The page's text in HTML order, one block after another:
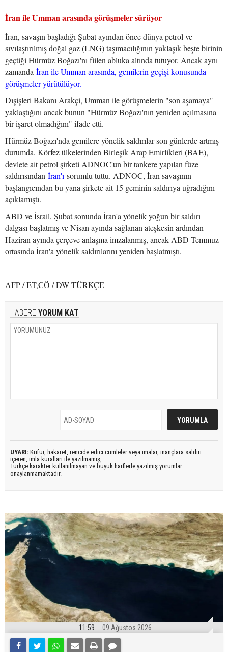
İran ile Umman arasında görüşmeler sürüyor
İran, savaşın başladığı Şubat ayından önce dünya petrol ve
sıvılaştırılmış doğal gaz (LNG) taşımacılığının yaklaşık beşte birinin
geçtiği Hürmüz Boğazı'nı fiilen abluka altında tutuyor. Ancak aynı
zamanda İran ile Umman arasında, gemilerin geçişi konusunda
görüşmeler yürütülüyor.
Dışişleri Bakanı Arakçi, Umman ile görüşmelerin "son aşamaya"
yaklaştığını ancak bunun "Hürmüz Boğazı'nın yeniden açılmasına
bir işaret olmadığını" ifade etti.
Hürmüz Boğazı'nda gemilere yönelik saldırılar son günlerde artmış
durumda. Körfez ülkelerinden Birleşik Arap Emirlikleri (BAE),
devlete ait petrol şirketi ADNOC'un bir tankere yapılan füze
saldırısından İran'ı sorumlu tuttu. ADNOC, İran savaşının
başlangıcından bu yana şirkete ait 15 geminin saldırıya uğradığını
açıklamıştı.
ABD ve İsrail, Şubat sonunda İran'a yönelik yoğun bir saldırı
dalgası başlatmış ve Nisan ayında sağlanan ateşkesin ardından
Haziran ayında çerçeve anlaşma imzalanmış, ancak ABD Temmuz
ortasında İran'a yönelik saldırılarını yeniden başlatmıştı.
AFP / ET,CÖ / DW TÜRKÇE
HABERE YORUM KAT
UYARI: Küfür, hakaret, rencide edici cümleler veya imalar, inançlara saldırı
içeren, imla kuralları ile yazılmamış,
Türkçe karakter kullanılmayan ve büyük harflerle yazılmış yorumlar
onaylanmamaktadır.
11:59 09 Ağustos 2026